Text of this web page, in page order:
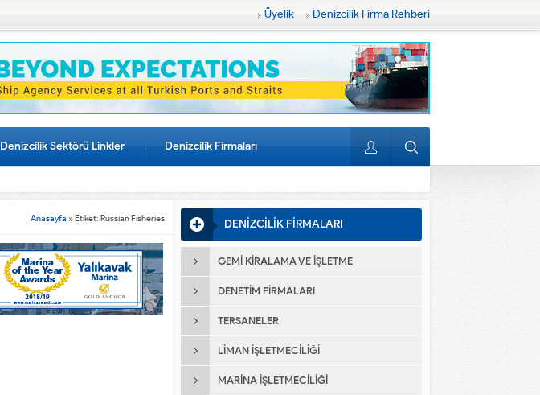
Üyelik Denizcilik Firma Rehberi
Denizcilik Sektörü Linkler Denizcilik Firmaları
Anasayfa »Etiket: Russian Fisheries DENİZCİLİK FİRMALARI
GEMI KIRALAMA VE İŞLETME
DENETIM FIRMALARI
TERSANELER
LIMAN İŞLETMECILIĞI
MARINA İŞLETMECILIĞI